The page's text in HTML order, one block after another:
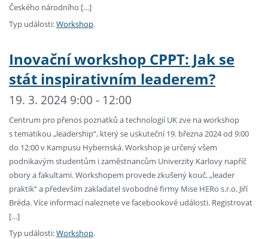
Českého národního […]
Typ události:Workshop.
Inovační workshop CPPT: Jak se
stát inspirativním leaderem?
19. 3. 2024 9:00 - 12:00
Centrum pro přenos poznatků a technologií UK zve na workshop
s tematikou „leadership“, který se uskuteční 19. března 2024 od 9:00
do 12:00 v Kampusu Hybernská. Workshop je určený všem
podnikavým studentům i zaměstnancům Univerzity Karlovy napříč
obory a fakultami. Workshopem provede zkušený kouč, „leader
praktik“ a především zakladatel svobodné firmy Mise HERo s.r.o. Jiří
Bréda. Více informací naleznete ve facebookové události. Registrovat
[…]
Typ události:Workshop.